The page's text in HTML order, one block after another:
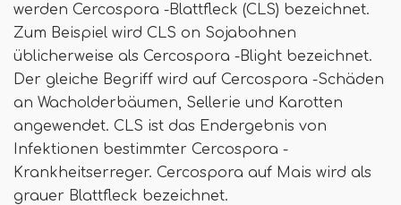
werden Cercospora -Blattfleck (CLS) bezeichnet.
Zum Beispiel wird CLS on Sojabohnen
üblicherweise als Cercospora -Blight bezeichnet.
Der gleiche Begriff wird auf Cercospora -Schäden
an Wacholderbäumen, Sellerie und Karotten
angewendet. CLS ist das Endergebnis von
Infektionen bestimmter Cercospora -
Krankheitserreger. Cercospora auf Mais wird als
grauer Blattfleck bezeichnet.